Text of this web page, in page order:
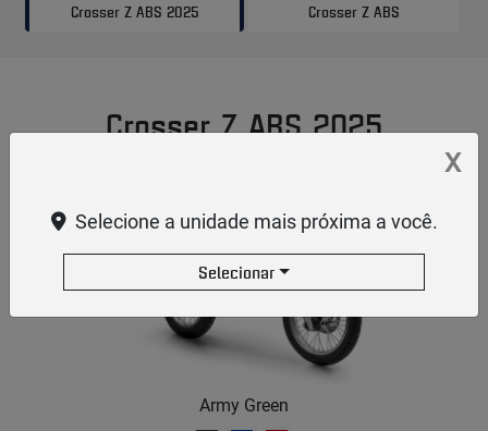
Crosser Z ABS 2025 Crosser Z ABS
Crosser Z ABS 2025
Army Green
X
Selecione a unidade mais próxima a você.
Selecionar